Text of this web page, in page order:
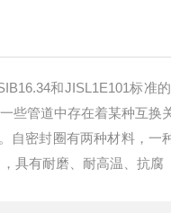
和JISL1E101标准
些管道中存在着某种互换
自密封圈有两种材料，一
具有耐磨、耐高温、抗腐